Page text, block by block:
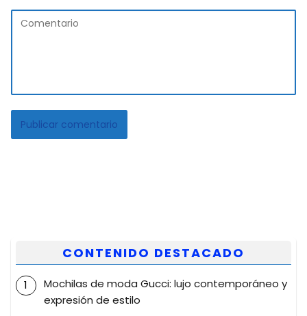
CONTENIDO DESTACADO
Mochilas de moda Gucci: lujo contemporáneo y
expresión de estilo